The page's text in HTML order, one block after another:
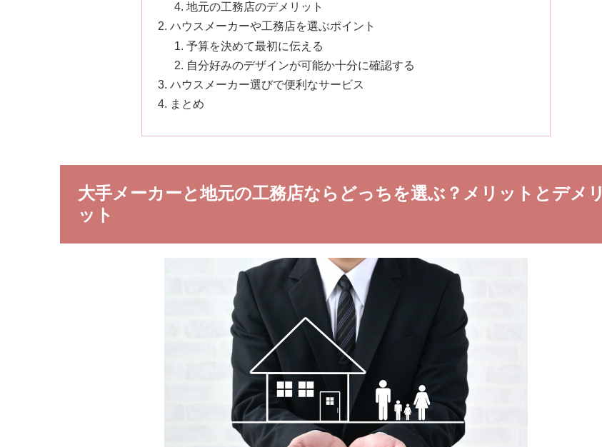
地元の工務店のデメリット
ハウスメーカーや工務店を選ぶポイント
予算を決めて最初に伝える
自分好みのデザインが可能か十分に確認する
ハウスメーカー選びで便利なサービス
まとめ
大手メーカーと地元の工務店ならどっちを選ぶ？メリットとデメリ
ット